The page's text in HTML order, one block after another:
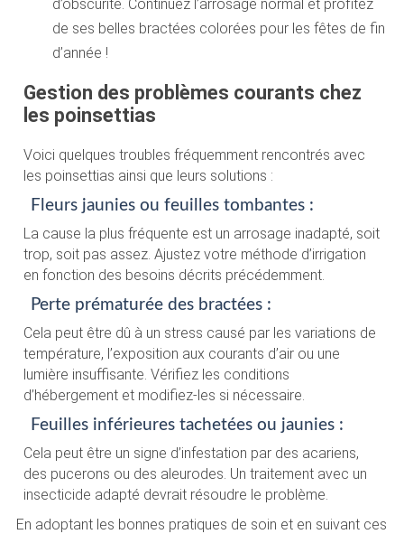
d’obscurité. Continuez l’arrosage normal et profitez
de ses belles bractées colorées pour les fêtes de fin
d’année !
Gestion des problèmes courants chez
les poinsettias
Voici quelques troubles fréquemment rencontrés avec
les poinsettias ainsi que leurs solutions :
Fleurs jaunies ou feuilles tombantes :
La cause la plus fréquente est un arrosage inadapté, soit
trop, soit pas assez. Ajustez votre méthode d’irrigation
en fonction des besoins décrits précédemment.
Perte prématurée des bractées :
Cela peut être dû à un stress causé par les variations de
température, l’exposition aux courants d’air ou une
lumière insuffisante. Vérifiez les conditions
d’hébergement et modifiez-les si nécessaire.
Feuilles inférieures tachetées ou jaunies :
Cela peut être un signe d’infestation par des acariens,
des pucerons ou des aleurodes. Un traitement avec un
insecticide adapté devrait résoudre le problème.
En adoptant les bonnes pratiques de soin et en suivant ces